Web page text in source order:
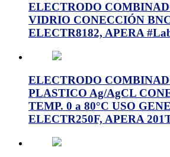
ELECTRODO
VIDRIO CONECCIÓN
ELECTR8182, APERA
ELECTRODO
PLASTICO Ag/AgCL
TEMP. 0 a 80°C USO
ELECTR250F, APERA